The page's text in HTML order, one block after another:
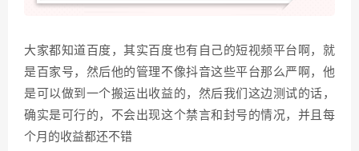
大家都知道百度，其实百度也有自己的短视频平台啊，就
是百家号，然后他的管理不像抖音这些平台那么严啊，他
是可以做到一个搬运出收益的，然后我们这边测试的话，
确实是可行的，不会出现这个禁言和封号的情况，并且每
个月的收益都还不错